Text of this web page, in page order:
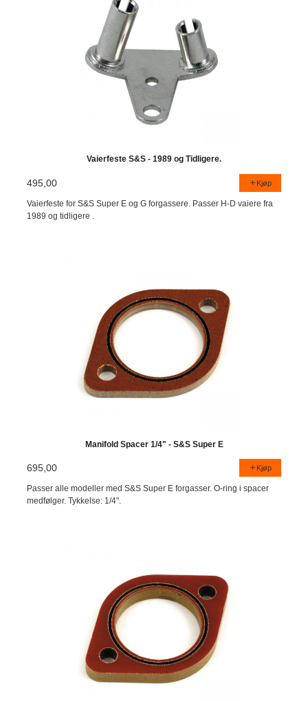
Vaierfeste S&S - 1989 og Tidligere.
495,00 Kjøp
Vaierfeste for S&S Super E og G forgassere. Passer H-D vaiere fra
1989 og tidligere .
Manifold Spacer 1/4" - S&S Super E
695,00 Kjøp
Passer alle modeller med S&S Super E forgasser. O-ring i spacer
medfølger. Tykkelse: 1/4".